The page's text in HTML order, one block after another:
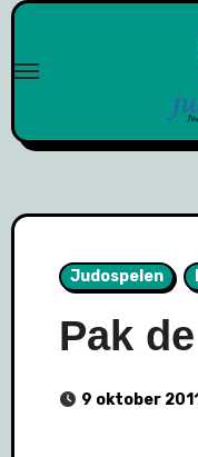
Naar
inhoud
Judospelen
Pak
9 oktober 2011